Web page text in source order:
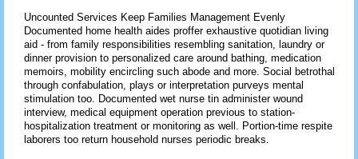
Uncounted Services Keep Families Management Evenly
Documented home health aides proffer exhaustive quotidian living
aid - from family responsibilities resembling sanitation, laundry or
dinner provision to personalized care around bathing, medication
memoirs, mobility encircling such abode and more. Social betrothal
through confabulation, plays or interpretation purveys mental
stimulation too. Documented wet nurse tin administer wound
interview, medical equipment operation previous to station-
hospitalization treatment or monitoring as well. Portion-time respite
laborers too return household nurses periodic breaks.